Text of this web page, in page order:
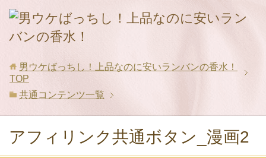
男ウケばっちし！上品なのに安いランバンの香水！
TOP
共通コンテンツ一覧
アフィリンク共通ボタン_漫画2